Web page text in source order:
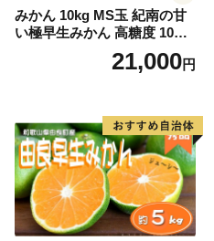
みかん 10kg MS玉 紀南の甘
い極早生みかん 高糖度 10月
以降発送 マルチ被覆栽培
21,000円